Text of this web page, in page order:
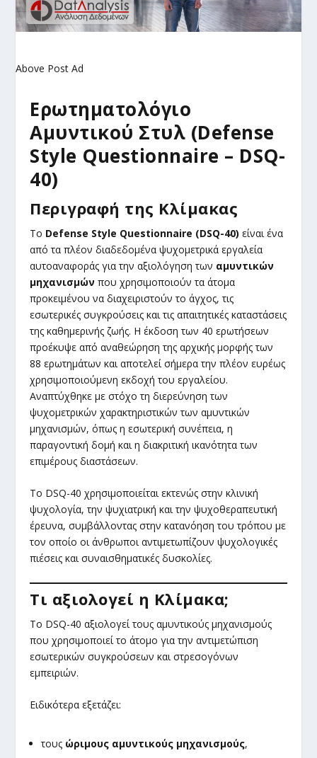
Above Post Ad
Ερωτηματολόγιο
Αμυντικού Στυλ (Defense
Style Questionnaire – DSQ-
40)
Περιγραφή της Κλίμακας
Το Defense Style Questionnaire (DSQ-40) είναι ένα
από τα πλέον διαδεδομένα ψυχομετρικά εργαλεία
αυτοαναφοράς για την αξιολόγηση των αμυντικών
μηχανισμών που χρησιμοποιούν τα άτομα
προκειμένου να διαχειριστούν το άγχος, τις
εσωτερικές συγκρούσεις και τις απαιτητικές καταστάσεις
της καθημερινής ζωής. Η έκδοση των 40 ερωτήσεων
προέκυψε από αναθεώρηση της αρχικής μορφής των
88 ερωτημάτων και αποτελεί σήμερα την πλέον ευρέως
χρησιμοποιούμενη εκδοχή του εργαλείου.
Αναπτύχθηκε με στόχο τη διερεύνηση των
ψυχομετρικών χαρακτηριστικών των αμυντικών
μηχανισμών, όπως η εσωτερική συνέπεια, η
παραγοντική δομή και η διακριτική ικανότητα των
επιμέρους διαστάσεων.
Το DSQ-40 χρησιμοποιείται εκτενώς στην κλινική
ψυχολογία, την ψυχιατρική και την ψυχοθεραπευτική
έρευνα, συμβάλλοντας στην κατανόηση του τρόπου με
τον οποίο οι άνθρωποι αντιμετωπίζουν ψυχολογικές
πιέσεις και συναισθηματικές δυσκολίες.
Τι αξιολογεί η Κλίμακα;
Το DSQ-40 αξιολογεί τους αμυντικούς μηχανισμούς
που χρησιμοποιεί το άτομο για την αντιμετώπιση
εσωτερικών συγκρούσεων και στρεσογόνων
εμπειριών.
Ειδικότερα εξετάζει:
τους ώριμους αμυντικούς μηχανισμούς,